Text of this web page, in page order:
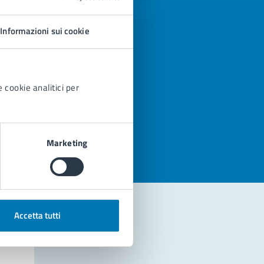
Informazioni sui cookie
cookie analitici per
Marketing
Accetta tutti